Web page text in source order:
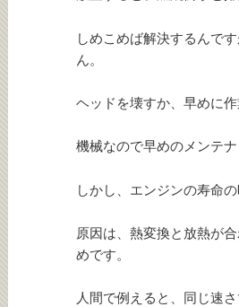
しめこめば解決するんで
ん。
ヘッドを壊すか、早めに
機械なので早めのメンテナ
しかし、エンジンの寿命
原因は、熱変換と放熱が
めです。
人間で例えると、同じ速